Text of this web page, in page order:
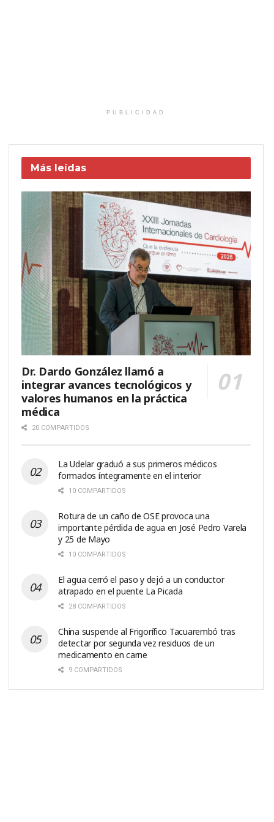
PUBLICIDAD
Más leídas
Dr. Dardo González llamó a
integrar avances tecnológicos y
valores humanos en la práctica
médica
20 COMPARTIDOS
La Udelar graduó a sus primeros médicos
formados íntegramente en el interior
10 COMPARTIDOS
Rotura de un caño de OSE provoca una
importante pérdida de agua en José Pedro Varela
y 25 de Mayo
10 COMPARTIDOS
El agua cerró el paso y dejó a un conductor
atrapado en el puente La Picada
28 COMPARTIDOS
China suspende al Frigorífico Tacuarembó tras
detectar por segunda vez residuos de un
medicamento en carne
9 COMPARTIDOS